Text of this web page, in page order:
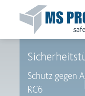
Schutz gegen
RC6